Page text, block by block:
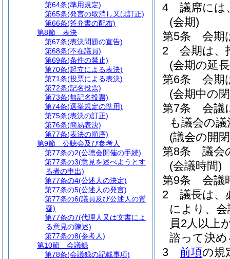
4
議席には
(会期)
第5条
会期
2
会期は、
(会期の延
第6条
会期
(会期中の
第7条
会議
も議会の
(議会の開
第8条
議会
(会議時間)
第9条
会議
2
議長は、
により、
員2人以上
諮って決め
3
前項の規
第64条(準用規定)
第65条(発言の取消し又は訂正)
第66条(答弁書の配布)
第8節
表決
第67条(表決問題の宣告)
第68条(不在議員)
第69条(条件の禁止)
第70条(起立による表決)
第71条(投票による表決)
第72条(記名投票)
第73条(無記名投票)
第74条(選挙規定の準用)
第75条(表決の訂正)
第76条(簡易表決)
第77条(表決の順序)
第9節
公聴会及び参考人
第77条の2(公聴会開催の手続)
第77条の3(意見を述べようとす
る者の申出)
第77条の4(公述人の決定)
第77条の5(公述人の発言)
第77条の6(議員及び公述人の質
疑)
第77条の7(代理人又は文書によ
る意見の陳述)
第77条の8(参考人)
第10節
会議録
第78条(会議録の記載事項)